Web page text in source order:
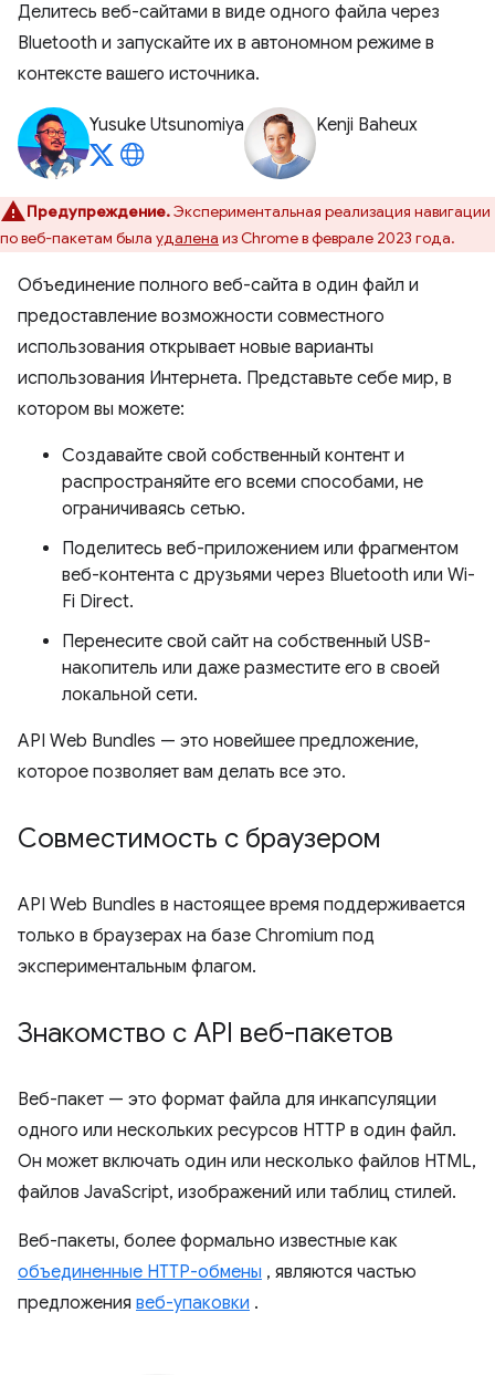
Делитесь веб-сайтами в виде одного файла через
Bluetooth и запускайте их в автономном режиме в
контексте вашего источника.
Yusuke Utsunomiya Kenji Baheux
Предупреждение.Экспериментальная реализация навигации
по веб-пакетам была удалена из Chrome в феврале 2023 года.
Объединение полного веб-сайта в один файл и
предоставление возможности совместного
использования открывает новые варианты
использования Интернета. Представьте себе мир, в
котором вы можете:
Создавайте свой собственный контент и
распространяйте его всеми способами, не
ограничиваясь сетью.
Поделитесь веб-приложением или фрагментом
веб-контента с друзьями через Bluetooth или Wi-
Fi Direct.
Перенесите свой сайт на собственный USB-
накопитель или даже разместите его в своей
локальной сети.
API Web Bundles — это новейшее предложение,
которое позволяет вам делать все это.
Совместимость с браузером
API Web Bundles в настоящее время поддерживается
только в браузерах на базе Chromium под
экспериментальным флагом.
Знакомство с API веб-пакетов
Веб-пакет — это формат файла для инкапсуляции
одного или нескольких ресурсов HTTP в один файл.
Он может включать один или несколько файлов HTML,
файлов JavaScript, изображений или таблиц стилей.
Веб-пакеты, более формально известные как
объединенные HTTP-обмены , являются частью
предложения веб-упаковки .